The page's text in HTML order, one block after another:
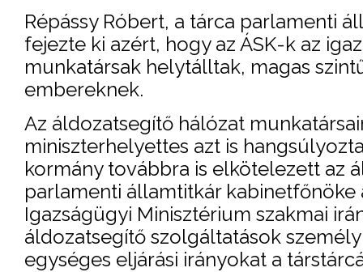
Répássy Róbert, a tárca parlamenti
fejezte ki azért, hogy az ÁSK-k az
munkatársak helytálltak, magas
embereknek.
Az áldozatsegítő hálózat
miniszterhelyettes azt is
kormány továbbra is elkötelezett az
parlamenti államtitkár
Igazságügyi Minisztérium szakmai
áldozatsegítő szolgáltatások
egységes eljárási irányokat a